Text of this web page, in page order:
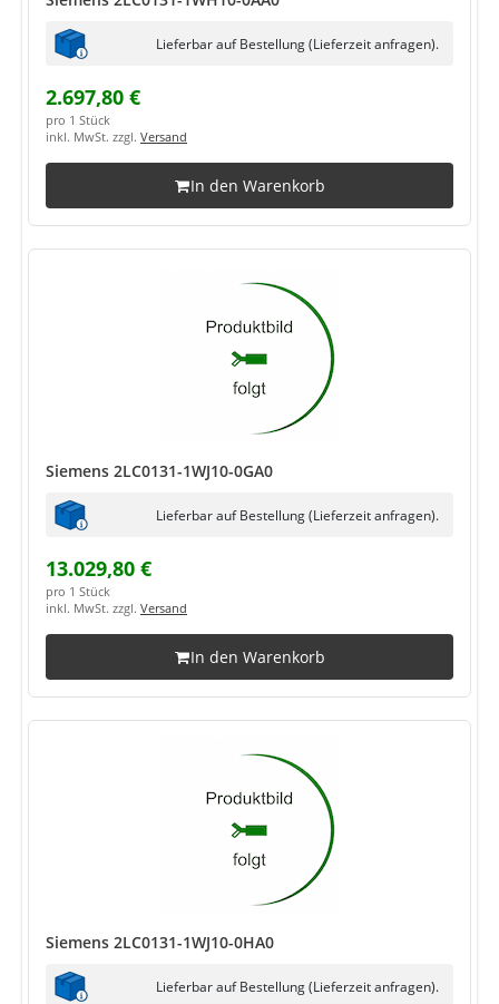
Lieferbar auf Bestellung (Lieferzeit anfragen).
2.697,80 €
pro 1 Stück
inkl. MwSt. zzgl. Versand
In den Warenkorb
Siemens 2LC0131-1WJ10-0GA0
Lieferbar auf Bestellung (Lieferzeit anfragen).
13.029,80 €
pro 1 Stück
inkl. MwSt. zzgl. Versand
In den Warenkorb
Siemens 2LC0131-1WJ10-0HA0
Lieferbar auf Bestellung (Lieferzeit anfragen).